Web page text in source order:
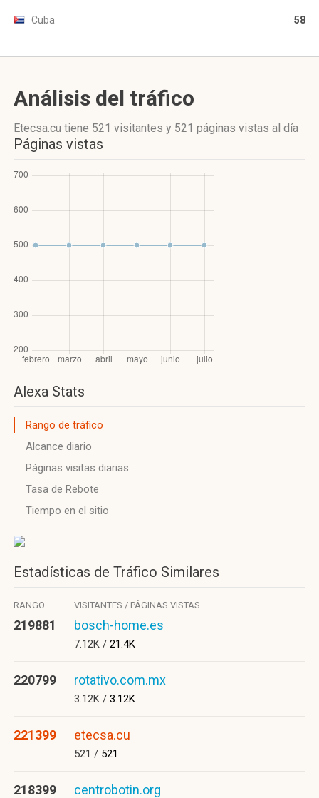
Cuba 58
Análisis del tráfico
Etecsa.cu tiene 521 visitantes y 521 páginas vistas al día
Páginas vistas
Alexa Stats
Rango de tráfico
Alcance diario
Páginas visitas diarias
Tasa de Rebote
Tiempo en el sitio
Estadísticas de Tráfico Similares
RANGO VISITANTES / PÁGINAS VISTAS
219881 bosch-home.es
7.12K / 21.4K
220799 rotativo.com.mx
3.12K / 3.12K
221399 etecsa.cu
521 / 521
218399 centrobotin.org